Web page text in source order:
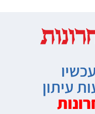
עיתון